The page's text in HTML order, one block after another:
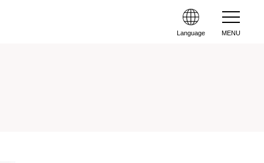
Language MENU